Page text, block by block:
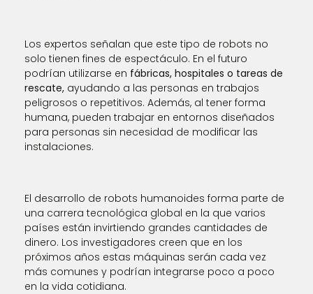
Los expertos señalan que este tipo de robots no
solo tienen fines de espectáculo. En el futuro
podrían utilizarse en fábricas, hospitales o tareas de
rescate, ayudando a las personas en trabajos
peligrosos o repetitivos. Además, al tener forma
humana, pueden trabajar en entornos diseñados
para personas sin necesidad de modificar las
instalaciones.
El desarrollo de robots humanoides forma parte de
una carrera tecnológica global en la que varios
países están invirtiendo grandes cantidades de
dinero. Los investigadores creen que en los
próximos años estas máquinas serán cada vez
más comunes y podrían integrarse poco a poco
en la vida cotidiana.